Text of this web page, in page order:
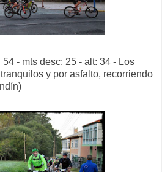
54 - mts desc: 25 - alt: 34 - Los
y por asfalto, recorriendo